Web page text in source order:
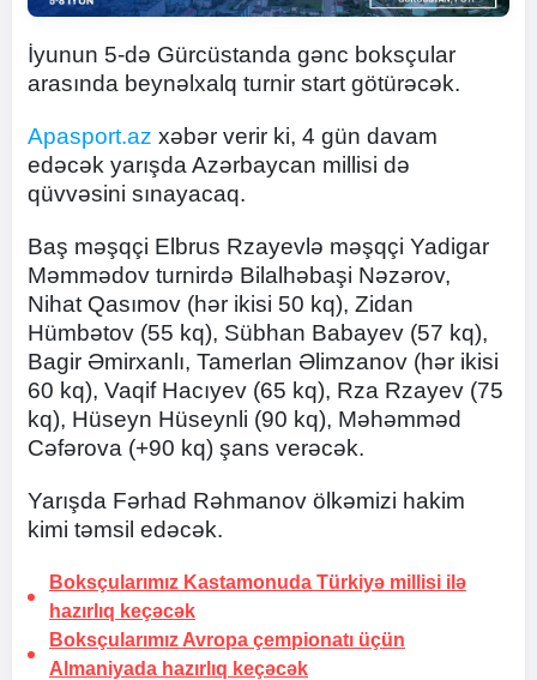
İyunun 5-də Gürcüstanda gənc boksçular
arasında beynəlxalq turnir start götürəcək.
Apasport.az xəbər verir ki, 4 gün davam
edəcək yarışda Azərbaycan millisi də
qüvvəsini sınayacaq.
Baş məşqçi Elbrus Rzayevlə məşqçi Yadigar
Məmmədov turnirdə Bilalhəbaşi Nəzərov,
Nihat Qasımov (hər ikisi 50 kq), Zidan
Hümbətov (55 kq), Sübhan Babayev (57 kq),
Bagir Əmirxanlı, Tamerlan Əlimzanov (hər ikisi
60 kq), Vaqif Hacıyev (65 kq), Rza Rzayev (75
kq), Hüseyn Hüseynli (90 kq), Məhəmməd
Cəfərova (+90 kq) şans verəcək.
Yarışda Fərhad Rəhmanov ölkəmizi hakim
kimi təmsil edəcək.
Boksçularımız Kastamonuda Türkiyə millisi ilə
hazırlıq keçəcək
Boksçularımız Avropa çempionatı üçün
Almaniyada hazırlıq keçəcək